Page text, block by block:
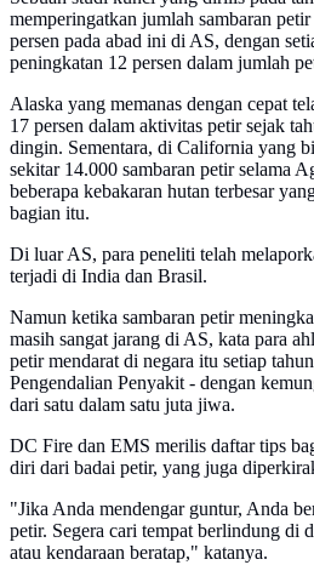
memperingatkan jumlah sambaran
persen pada abad ini di AS, dengan
peningkatan 12 persen dalam jumlah
Alaska yang memanas dengan cepat
17 persen dalam aktivitas petir sejak
dingin. Sementara, di California yang
sekitar 14.000 sambaran petir selama
beberapa kebakaran hutan terbesar
bagian itu.
Di luar AS, para peneliti telah
terjadi di India dan Brasil.
Namun ketika sambaran petir
masih sangat jarang di AS, kata para
petir mendarat di negara itu setiap
Pengendalian Penyakit - dengan
dari satu dalam satu juta jiwa.
DC Fire dan EMS merilis daftar tips
diri dari badai petir, yang juga
"Jika Anda mendengar guntur, Anda
petir. Segera cari tempat berlindung di
atau kendaraan beratap," katanya.